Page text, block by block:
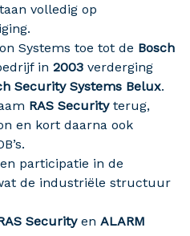
volledig op
Systems toe tot de Bosch
in 2003 verderging
Security Systems Belux.
RAS Securityterug,
en kort daarna ook
participatie in de
de industriële structuur
Securityen ALARM